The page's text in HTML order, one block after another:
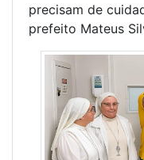
precisam de
prefeito Mateus